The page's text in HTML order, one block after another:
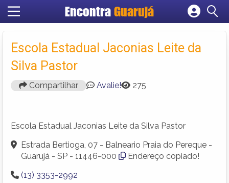
Encontra Guarujá
Cadastrar empresa
Criar conta
Escola Estadual Jaconias Leite da
Silva Pastor
Compartilhar Avalie! 275
Escola Estadual Jaconias Leite da Silva Pastor
Estrada Bertioga, 07 - Balneario Praia do Pereque -
Guarujá - SP - 11446-000
Endereço copiado!
(13) 3353-2992